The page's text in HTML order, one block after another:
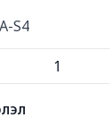
S4